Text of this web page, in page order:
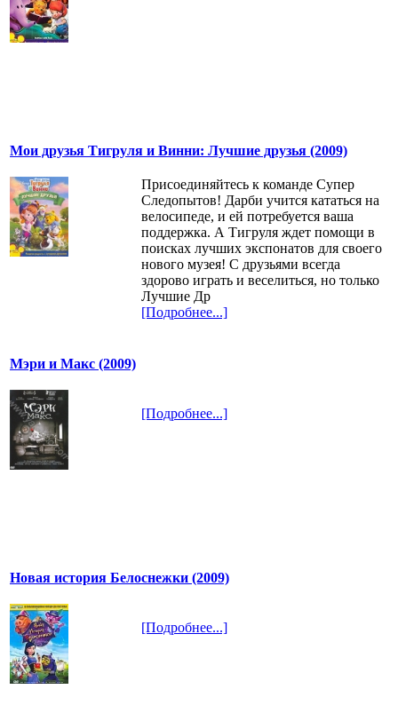
Мои друзья Тигруля и Винни: Лучшие друзья (2009)
Присоединяйтесь к команде Супер
Следопытов! Дарби учится кататься на
велосипеде, и ей потребуется ваша
поддержка. А Тигруля ждет помощи в
поисках лучших экспонатов для своего
нового музея! С друзьями всегда
здорово играть и веселиться, но только
Лучшие Др
[Подробнее...]
Мэри и Макс (2009)
[Подробнее...]
Новая история Белоснежки (2009)
[Подробнее...]